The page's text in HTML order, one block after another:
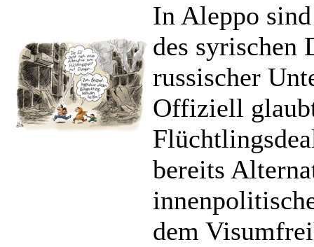
In Aleppo
des syrischen
russischer
Offiziell
bereits
dem